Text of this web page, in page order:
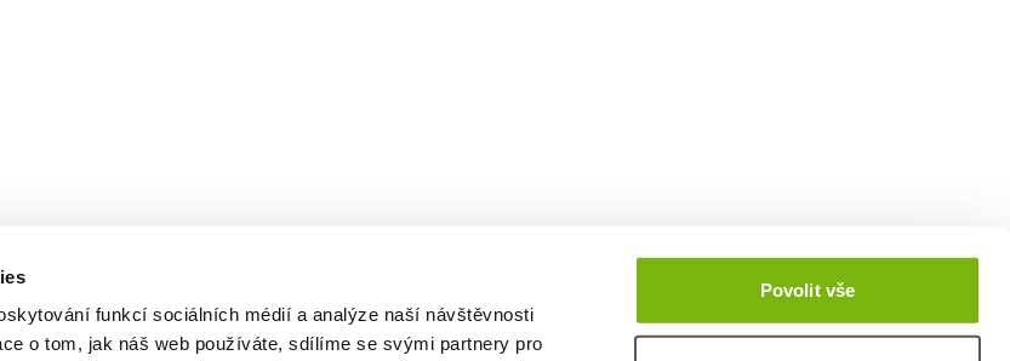
funkcí sociálních médií a analýze naší návštěvnosti
o tom, jak náš web používáte, sdílíme se svými partnery pro
Povolit vše